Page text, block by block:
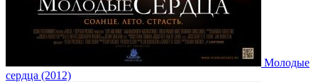
Молодые
сердца (2012)